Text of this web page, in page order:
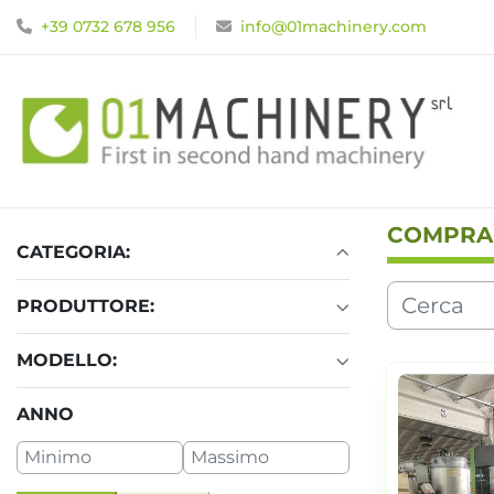
+39 0732 678 956 info@01machinery.com
CATEGORIA:
PRODUTTORE:
MODELLO:
ANNO
COMPRA